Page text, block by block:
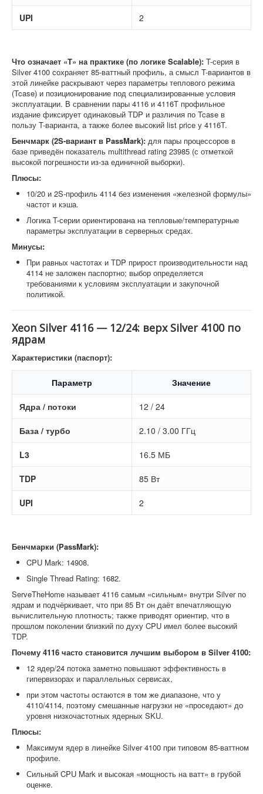
UPI 2
Что означает «T» на практике (по логике Scalable): T-серия в
Silver 4100 сохраняет 85-ваттный профиль, а смысл T-вариантов в
этой линейке раскрывают через параметры теплового режима
(Tcase) и позиционирование под специализированные условия
эксплуатации. В сравнении пары 4116 и 4116T профильное
издание фиксирует одинаковый TDP и различия по Tcase в
пользу T-варианта, а также более высокий list price у 4116T.
Бенчмарк (2S-вариант в PassMark): для пары процессоров в
базе приведён показатель multithread rating 23985 (с отметкой
высокой погрешности из-за единичной выборки).
Плюсы:
10/20 и 2S-профиль 4114 без изменения «железной формулы»
частот и кэша.
Логика T-серии ориентирована на тепловые/температурные
параметры эксплуатации в серверных средах.
Минусы:
При равных частотах и TDP прирост производительности над
4114 не заложен паспортно; выбор определяется
требованиями к условиям эксплуатации и закупочной
политикой.
Xeon Silver 4116 — 12/24: верх Silver 4100 по
ядрам
Характеристики (паспорт):
Параметр Значение
Ядра / потоки 12 / 24
База / турбо 2.10 / 3.00 ГГц
L3 16.5 МБ
TDP 85 Вт
UPI 2
Бенчмарки (PassMark):
CPU Mark: 14908.
Single Thread Rating: 1682.
ServeTheHome называет 4116 самым «сильным» внутри Silver по
ядрам и подчёркивает, что при 85 Вт он даёт впечатляющую
вычислительную плотность; также приводят ориентир, что в
прошлом поколении близкий по духу CPU имел более высокий
TDP.
Почему 4116 часто становится лучшим выбором в Silver 4100:
12 ядер/24 потока заметно повышают эффективность в
гипервизорах и параллельных сервисах,
при этом частоты остаются в том же диапазоне, что у
4110/4114, поэтому смешанные нагрузки не «проседают» до
уровня низкочастотных ядерных SKU.
Плюсы:
Максимум ядер в линейке Silver 4100 при типовом 85-ваттном
профиле.
Сильный CPU Mark и высокая «мощность на ватт» в грубой
оценке.